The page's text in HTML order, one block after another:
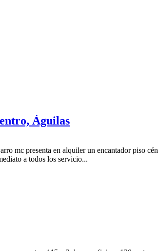
Águilas
mc presenta en alquiler un encantador piso
a todos los servicio...